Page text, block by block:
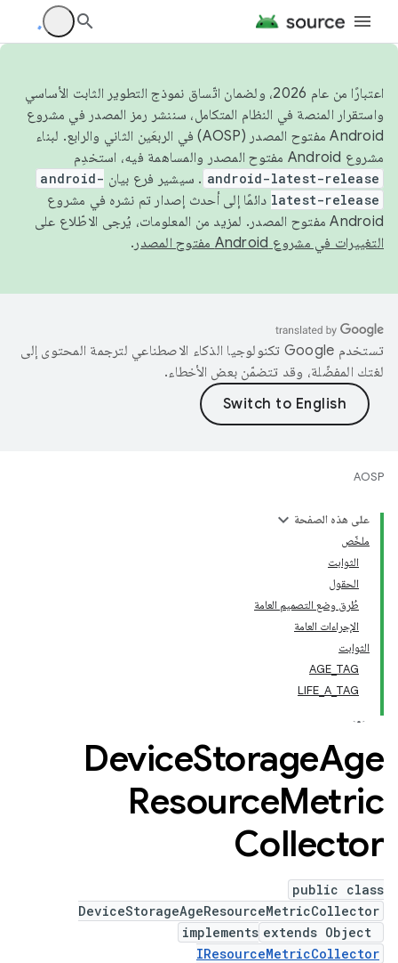
اعتبارًا من عام 2026، ولضمان اتّساق نموذج التطوير الثابت الأساسي
واستقرار المنصة في النظام المتكامل، سننشر رمز المصدر في مشروع
Android مفتوح المصدر (AOSP) في الربعَين الثاني والرابع. لبناء
مشروع Android مفتوح المصدر والمساهمة فيه، استخدِم
android-latest-release . سيشير فرع بيان android-
latest-release دائمًا إلى أحدث إصدار تم نشره في مشروع
Android مفتوح المصدر. لمزيد من المعلومات، يُرجى الاطّلاع على
التغييرات في مشروع Android مفتوح المصدر
.
تستخدم Google تكنولوجيا الذكاء الاصطناعي لترجمة المحتوى إلى
لغتك المفضّلة، وقد تتضمّن بعض الأخطاء.
AOSP
على هذه الصفحة
ملخّص
الثوابت
الحقول
طُرق وضع التصميم العامة
الإجراءات العامة
الثوابت
AGE_TAG
LIFE_A_TAG
DeviceStorageAge
ResourceMetric
Collector
public class
DeviceStorageAgeResourceMetricCollector
extends Object
implements
IResourceMetricCollector